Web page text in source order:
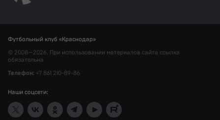
Футбольный клуб «Краснодар»
© 2008—2026. При использовании материалов сайта ссылка
обязательна
Телефон: +7 861 210-89-86
Наши соцсети: